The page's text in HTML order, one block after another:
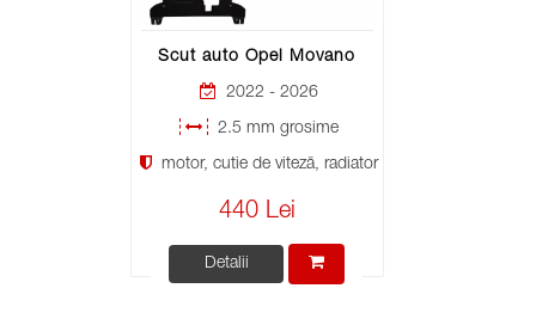
Scut auto Opel Movano
2022 - 2026
2.5 mm grosime
motor, cutie de viteză, radiator
440 Lei
Detalii